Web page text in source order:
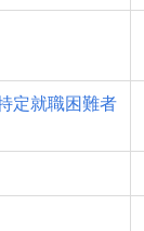
定就職困難者